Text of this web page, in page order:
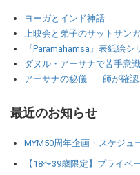
ヨーガとインド神話
上映会と弟子のサットサンガ
『Paramahamsa』表紙絵
ダヌル・アーサナで苦手意
アーサナの秘儀 ――師が確
最近のお知らせ
MYM50周年企画・スケジュ
【18〜39歳限定】プライベ